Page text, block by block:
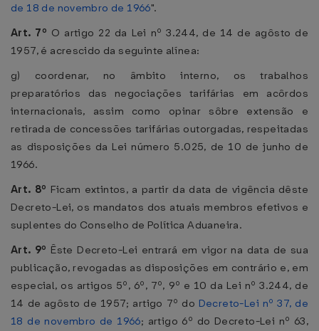
de 18 de novembro de 1966".
Art. 7º O artigo 22 da Lei nº 3.244, de 14 de agôsto de
1957, é acrescido da seguinte alínea:
g) coordenar, no âmbito interno, os trabalhos
preparatórios das negociações tarifárias em acôrdos
internacionais, assim como opinar sôbre extensão e
retirada de concessões tarifárias outorgadas, respeitadas
as disposições da Lei número 5.025, de 10 de junho de
1966.
Art. 8º Ficam extintos, a partir da data de vigência dêste
Decreto-Lei, os mandatos dos atuais membros efetivos e
suplentes do Conselho de Política Aduaneira.
Art. 9º Êste Decreto-Lei entrará em vigor na data de sua
publicação, revogadas as disposições em contrário e, em
especial, os artigos 5º, 6º, 7º, 9º e 10 da Lei nº 3.244, de
14 de agôsto de 1957; artigo 7º do Decreto-Lei nº 37, de
18 de novembro de 1966; artigo 6º do Decreto-Lei nº 63,